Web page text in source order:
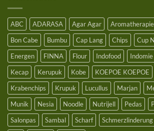
ABC ADARASA Agar Agar Aromatherapie
Bon Cabe
Bumbu Cap Lang Chips Cup
Energen
FINNA Flour Indofood Indomie
Kecap
Kerupuk Kobe KOEPOE KOEPOE
Krabenchips
Krupuk Lucullus Marjan
Munik
Nesia Noodle Nutrijell Pedas
Salonpas
Sambal Scharf Schmerzlinderung